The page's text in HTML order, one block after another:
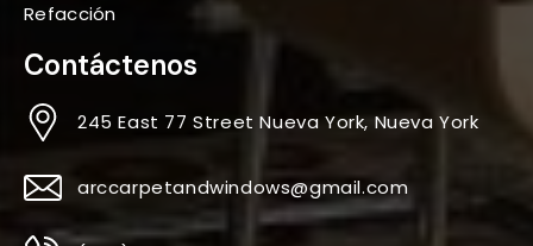
Refacción
Contáctenos
245 East 77 Street Nueva York, Nueva York
arccarpetandwindows@gmail.com